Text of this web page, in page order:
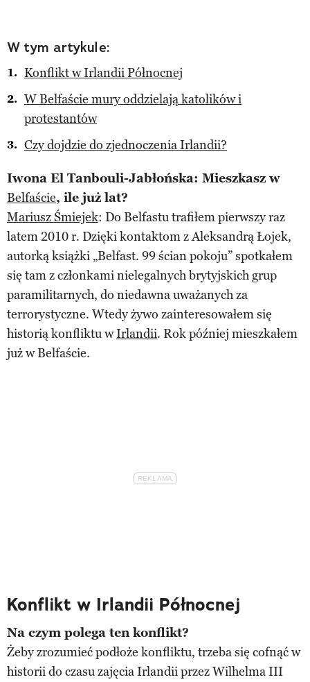
W tym artykule:
Konflikt w Irlandii Północnej
W Belfaście mury oddzielają katolików i
protestantów
Czy dojdzie do zjednoczenia Irlandii?
Iwona El Tanbouli-Jabłońska: Mieszkasz w
Belfaście, ile już lat?
Mariusz Śmiejek: Do Belfastu trafiłem pierwszy raz
latem 2010 r. Dzięki kontaktom z Aleksandrą Łojek,
autorką książki „Belfast. 99 ścian pokoju” spotkałem
się tam z członkami nielegalnych brytyjskich grup
paramilitarnych, do niedawna uważanych za
terrorystyczne. Wtedy żywo zainteresowałem się
historią konfliktu wIrlandii. Rok później mieszkałem
już w Belfaście.
Konflikt w Irlandii Północnej
Na czym polega ten konflikt?
Żeby zrozumieć podłoże konfliktu, trzeba się cofnąć w
historii do czasu zajęcia Irlandii przez Wilhelma III